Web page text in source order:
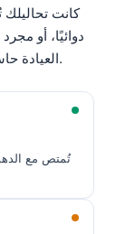
كانت
دوائيًا، أو
العيادة حاسمة لكنها مفيدة: الجرعة تتبع النمط، لا الذعر.
تُمتص مع